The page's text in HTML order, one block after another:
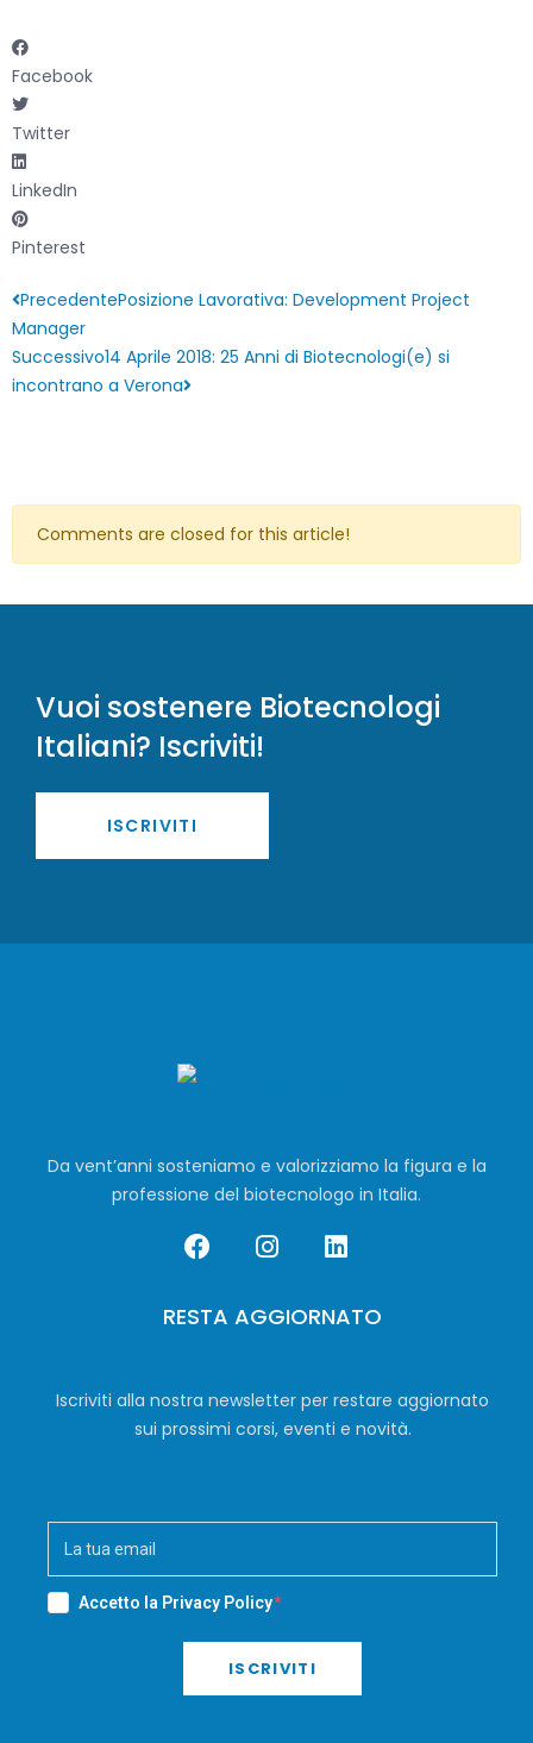
Facebook
Twitter
LinkedIn
Pinterest
PrecedentePosizione Lavorativa: Development Project
Manager
Successivo14 Aprile 2018: 25 Anni di Biotecnologi(e) si
incontrano a Verona
Comments are closed for this article!
Vuoi sostenere Biotecnologi
Italiani? Iscriviti!
ISCRIVITI
Da vent’anni sosteniamo e valorizziamo la figura e la
professione del biotecnologo in Italia.
RESTA AGGIORNATO
Iscriviti alla nostra newsletter per restare aggiornato
sui prossimi corsi, eventi e novità.
Accetto la Privacy Policy
ISCRIVITI